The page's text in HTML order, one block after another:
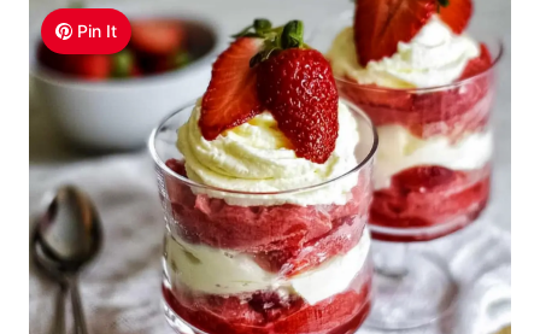
Pin It